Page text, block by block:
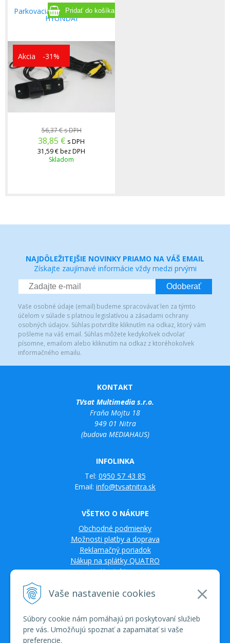
Vaše nastavenie cookies
Súbory cookie nám pomáhajú pri poskytovaní služieb
pre vás. Umožňujú spoznať a zapamätať si vaše
preferencie.
Parkovacia kamera pre Kia a
HYUNDAI
Akcia -31%
56,37 €s DPH
38,85 € s DPH
31,59 €bez DPH
Skladom
NAJDÔLEŽITEJŠIE NOVINKY PRIAMO NA VÁŠ EMAIL
Získajte zaujímavé informácie vždy medzi prvými
Odoberať
Vaše osobné údaje (email) budeme spracovávať len za týmto
účelom v súlade s platnou legislatívou a zásadami ochrany
osobných údajov. Súhlas potvrdíte kliknutím na odkaz, ktorý vám
pošleme na váš email. Súhlas môžete kedykoľvek odvolať
písomne, emailom alebo kliknutím na odkaz z ktoréhokoľvek
informačného emailu.
KONTAKT
TVsat Multimedia s.r.o.
Fraňa Mojtu 18
949 01 Nitra
(budova MEDIAHAUS)
INFOLINKA
Tel: 0950 57 43 85
Email: info@tvsatnitra.sk
VŠETKO O NÁKUPE
Obchodné podmienky
Možnosti platby a doprava
Reklamačný poriadok
Nákup na splátky QUATRO
Kontakty